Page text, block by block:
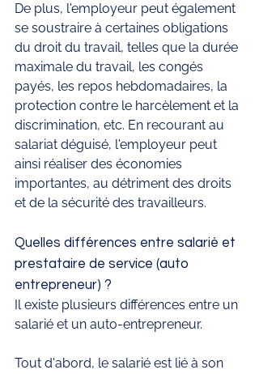
De plus, l'employeur peut également
se soustraire à certaines obligations
du droit du travail, telles que la durée
maximale du travail, les congés
payés, les repos hebdomadaires, la
protection contre le harcèlement et la
discrimination, etc. En recourant au
salariat déguisé, l'employeur peut
ainsi réaliser des économies
importantes, au détriment des droits
et de la sécurité des travailleurs.
Quelles différences entre salarié et
prestataire de service (auto
entrepreneur) ?
Il existe plusieurs différences entre un
salarié et un auto-entrepreneur.
Tout d'abord, le salarié est lié à son